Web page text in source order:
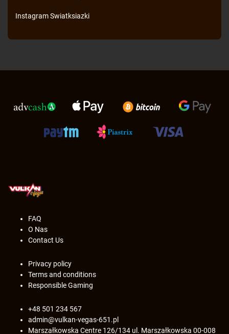
InstagramSwiatksiazki
FAQ
O Nas
Contact Us
Privacy policy
Terms and conditions
Responsible Gaming
+48 501 234 567
admin@vulkan-vegas-651.pl
Marszałkowska Centre 126/134 ul. Marszałkowska 00-008